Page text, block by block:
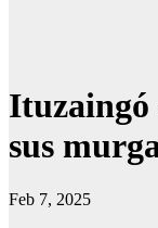
Ituzaingó
sus
Feb 7, 2025